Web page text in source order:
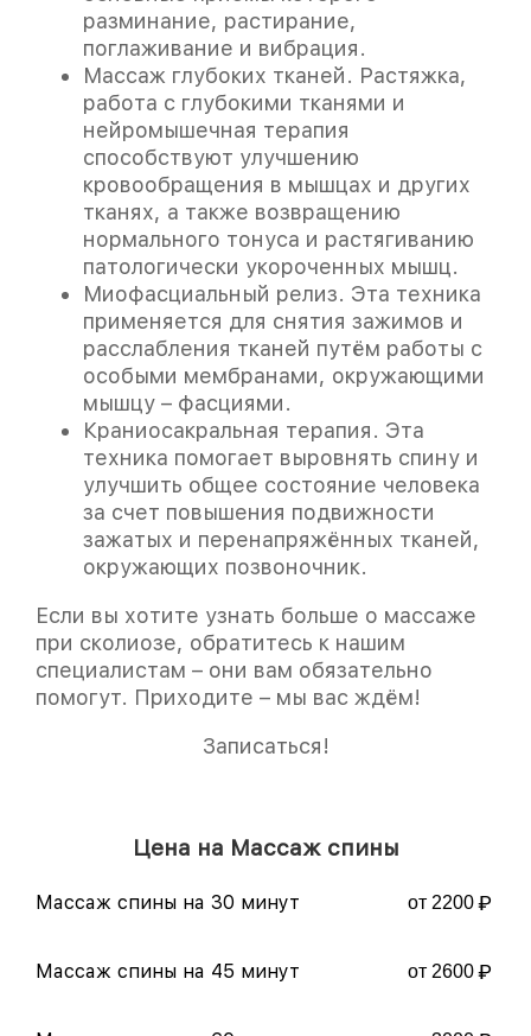
разминание, растирание,
поглаживание и вибрация.
Массаж глубоких тканей. Растяжка,
работа с глубокими тканями и
нейромышечная терапия
способствуют улучшению
кровообращения в мышцах и других
тканях, а также возвращению
нормального тонуса и растягиванию
патологически укороченных мышц.
Миофасциальный релиз. Эта техника
применяется для снятия зажимов и
расслабления тканей путём работы с
особыми мембранами, окружающими
мышцу – фасциями.
Краниосакральная терапия. Эта
техника помогает выровнять спину и
улучшить общее состояние человека
за счет повышения подвижности
зажатых и перенапряжённых тканей,
окружающих позвоночник.
Если вы хотите узнать больше о массаже
при сколиозе, обратитесь к нашим
специалистам – они вам обязательно
помогут. Приходите – мы вас ждём!
Записаться!
Цена на Массаж спины
Массаж спины на 30 минут от 2200
Массаж спины на 45 минут от 2600